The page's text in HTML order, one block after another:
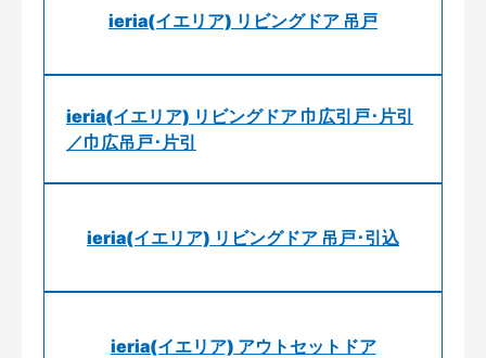
ieria(イエリア) リビングドア 吊戸
ieria(イエリア) リビングドア 巾広引戸･片引
／巾広吊戸･片引
ieria(イエリア) リビングドア 吊戸･引込
ieria(イエリア) アウトセットドア